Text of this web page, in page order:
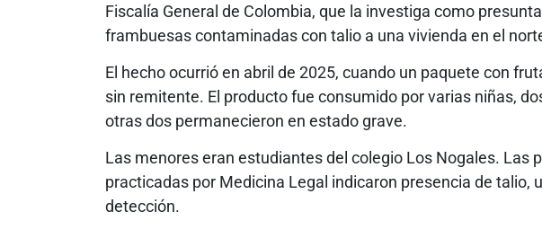
Fiscalía General de Colombia, que la investiga como
frambuesas contaminadas con talio a una vivienda en el
El hecho ocurrió en abril de 2025, cuando un paquete con
sin remitente. El producto fue consumido por varias niñas,
otras dos permanecieron en estado grave.
Las menores eran estudiantes del colegio Los Nogales. Las
practicadas por Medicina Legal indicaron presencia de talio,
detección.